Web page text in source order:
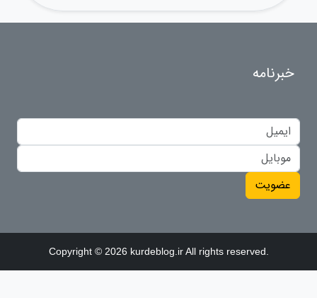
خبرنامه
عضویت
Copyright © 2026 kurdeblog.ir All rights reserved.